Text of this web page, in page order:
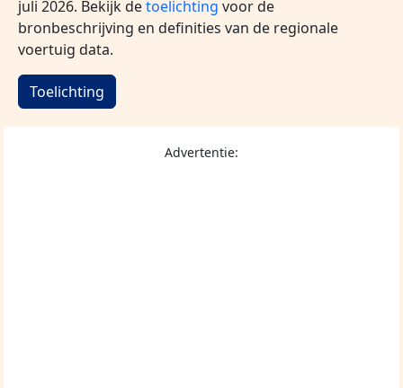
juli 2026. Bekijk detoelichting voor de
bronbeschrijving en definities van de regionale
voertuig data.
Toelichting
Advertentie: